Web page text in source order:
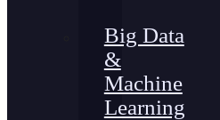
Big Data
&
Machine
Learning